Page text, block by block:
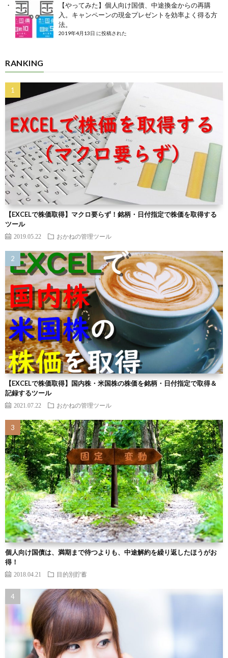
【やってみた】個人向け国債、中途換金からの再購
入。キャンペーンの現金プレゼントを効率よく得る方
法。
2019年4月13日 に投稿された
RANKING
【EXCELで株価取得】マクロ要らず！銘柄・日付指定で株価を取得する
ツール
2019.05.22 おかねの管理ツール
【EXCELで株価取得】国内株・米国株の株価を銘柄・日付指定で取得＆
記録するツール
2021.07.22 おかねの管理ツール
個人向け国債は、満期まで待つよりも、中途解約を繰り返したほうがお
得！
2018.04.21 目的別貯蓄